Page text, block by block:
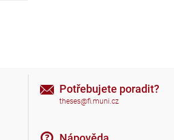
Potřebujete poradit?
theses@fi.muni.cz